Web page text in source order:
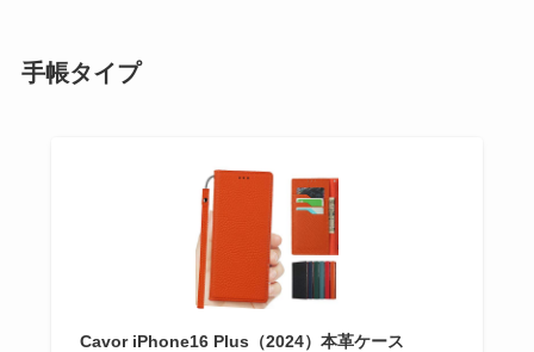
手帳タイプ
Cavor iPhone16 Plus（2024）本革ケース